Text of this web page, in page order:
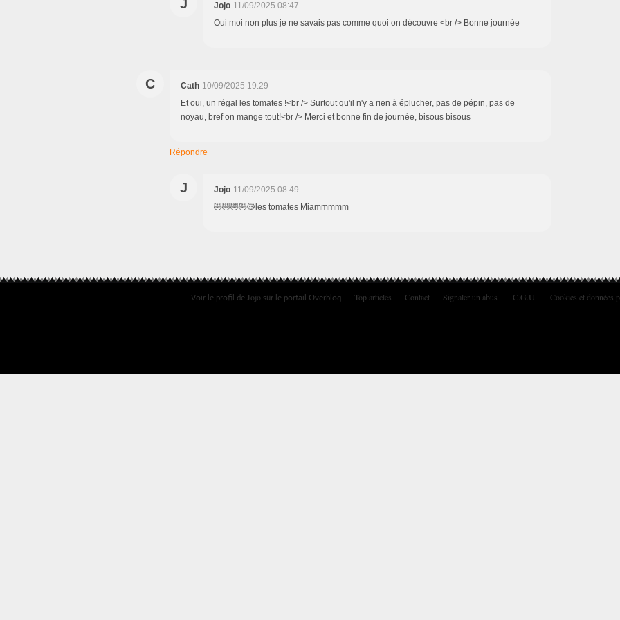
J Jojo 11/09/2025 08:47
Oui moi non plus je ne savais pas comme quoi on découvre <br /> Bonne journée
C Cath 10/09/2025 19:29
Et oui, un régal les tomates !<br /> Surtout qu'il n'y a rien à éplucher, pas de pépin, pas de
noyau, bref on mange tout!<br /> Merci et bonne fin de journée, bisous bisous
Répondre
J Jojo 11/09/2025 08:49
🤣🤣🤣🤣😻les tomates Miammmmm
Voir le profil de Jojo sur le portail Overblog Top articles Contact Signaler un abus C.G.U. Cookies et données